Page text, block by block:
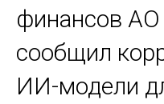
финансов АО
сообщил
ИИ-модели